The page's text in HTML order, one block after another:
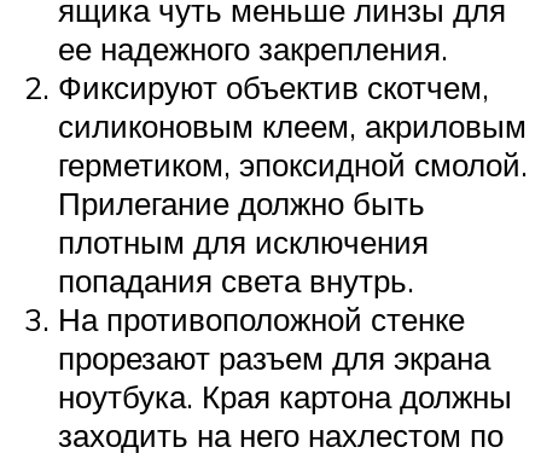
ящика чуть меньше линзы для
ее надежного закрепления.
Фиксируют объектив скотчем,
силиконовым клеем, акриловым
герметиком, эпоксидной смолой.
Прилегание должно быть
плотным для исключения
попадания света внутрь.
На противоположной стенке
прорезают разъем для экрана
ноутбука. Края картона должны
заходить на него нахлестом по